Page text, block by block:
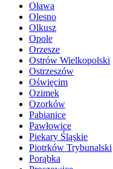
Oława
Olesno
Olkusz
Opole
Orzesze
Ostrów Wielkopolski
Ostrzeszów
Oświęcim
Ozimek
Ozorków
Pabianice
Pawłowice
Piekary Śląskie
Piotrków Trybunalski
Porąbka